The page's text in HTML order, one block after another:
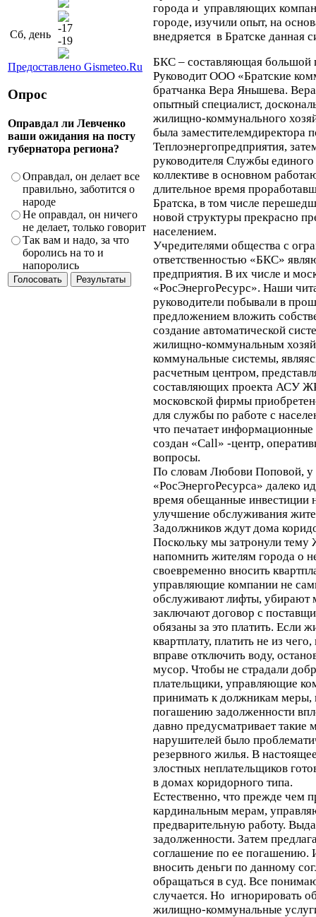
Сб, день
-17
-19
Предоставлено Gismeteo.Ru
Опрос
Оправдал ли Левченко
ваши ожидания на посту
губернатора региона?
Оправдал, он делает все
правильно, заботится о
народе
Не оправдал, он ничего
не делает, только говорит
Так вам и надо, за что
боролись на то и
напоролись
города и управляющих
городе, изучили опыт, на
внедряется в Братске данная
БКС – составляющая большой
Руководит ООО «Братские
братчанка Вера Янышева.
опытный специалист,
жилищно-коммунального
была заместителемдиректора
Теплоэнергопредприятия,
руководителя Службы единого
коллективе в основном
длительное время
Братска, в том числе
новой структуры прекрасно
населением.
Учредителями общества с
ответственностью «БКС»
предприятия. В их числе и
«РосЭнергоРесурс». Наши
руководители побывали в
предложением вложить
создание автоматической
жилищно-коммунальным
коммунальные системы,
расчетным центром,
составляющих проекта АСУ
московской фирмы
для службы по работе с
что печатает информационные
создан «Call» -центр,
вопросы.
По словам Любови Поповой, у
«РосЭнергоРесурса» далеко
время обещанные инвестиции
улучшение обслуживания
Задолжников ждут дома
Поскольку мы затронули
напомнить жителям города о
своевременно вносить
управляющие компании не
обслуживают лифты, убирают
заключают договор с
обязаны за это платить. Если
квартплату, платить не из
вправе отключить воду,
мусор. Чтобы не страдали
плательщики, управляющие
принимать к должникам меры,
погашению задолженности
давно предусматривает такие
нарушителей было
резервного жилья. В
злостных неплательщиков
в домах коридорного типа.
Естественно, что прежде чем
кардинальным мерам,
предварительную работу.
задолженности. Затем
соглашение по ее погашению.
вносить деньги по данному
обращаться в суд. Все
случается. Но игнорировать
жилищно-коммунальные